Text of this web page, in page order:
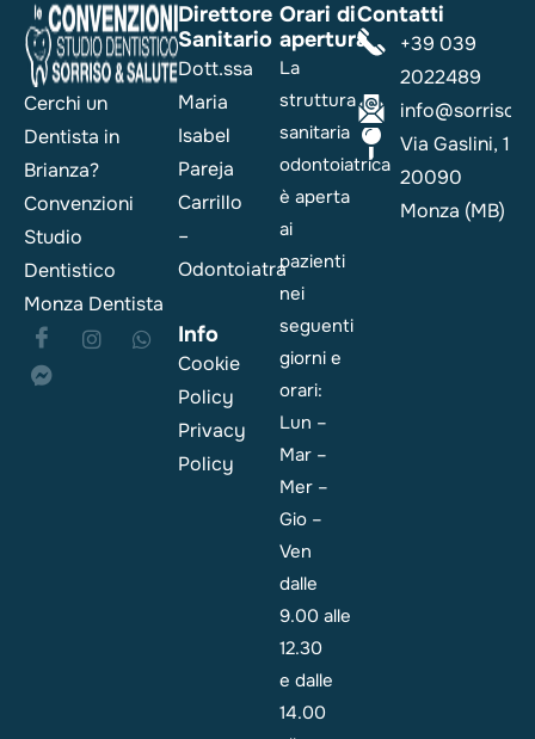
Cerchi un
Dentista in
Brianza?
Convenzioni
Studio
Dentistico
Monza Dentista
Direttore
Sanitario
Dott.ssa
Maria
Isabel
Pareja
Carrillo
–
Odontoiatra
Info
Cookie
Policy
Privacy
Policy
Orari di
apertura
La
struttura
sanitaria
odontoiatrica
è aperta
ai
pazienti
nei
seguenti
giorni e
orari:
Lun –
Mar –
Mer –
Gio –
Ven
dalle
9.00 alle
12.30
e dalle
14.00
Contatti
+39 039
2022489
Via Gaslini, 1
20090
Monza (MB)